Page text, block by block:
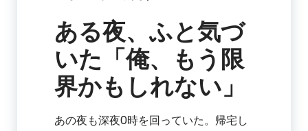
ある夜、ふと気づ
いた「俺、もう限
界かもしれない」
あの夜も深夜0時を回っていた。帰宅し